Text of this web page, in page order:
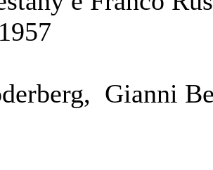
Gianni